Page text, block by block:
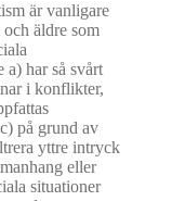
är vanligare
äldre som
a) har så svårt
i konflikter,
på grund av
yttre intryck
eller
situationer